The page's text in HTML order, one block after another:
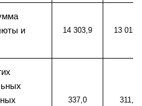
и
14 303,9 13
337,0 311,7